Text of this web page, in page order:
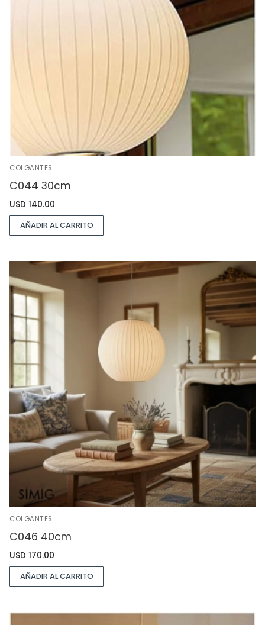
COLGANTES
C044 30cm
USD 140.00
AÑADIR AL CARRITO
COLGANTES
C046 40cm
USD 170.00
AÑADIR AL CARRITO